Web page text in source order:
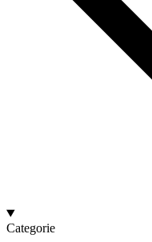
Categorie